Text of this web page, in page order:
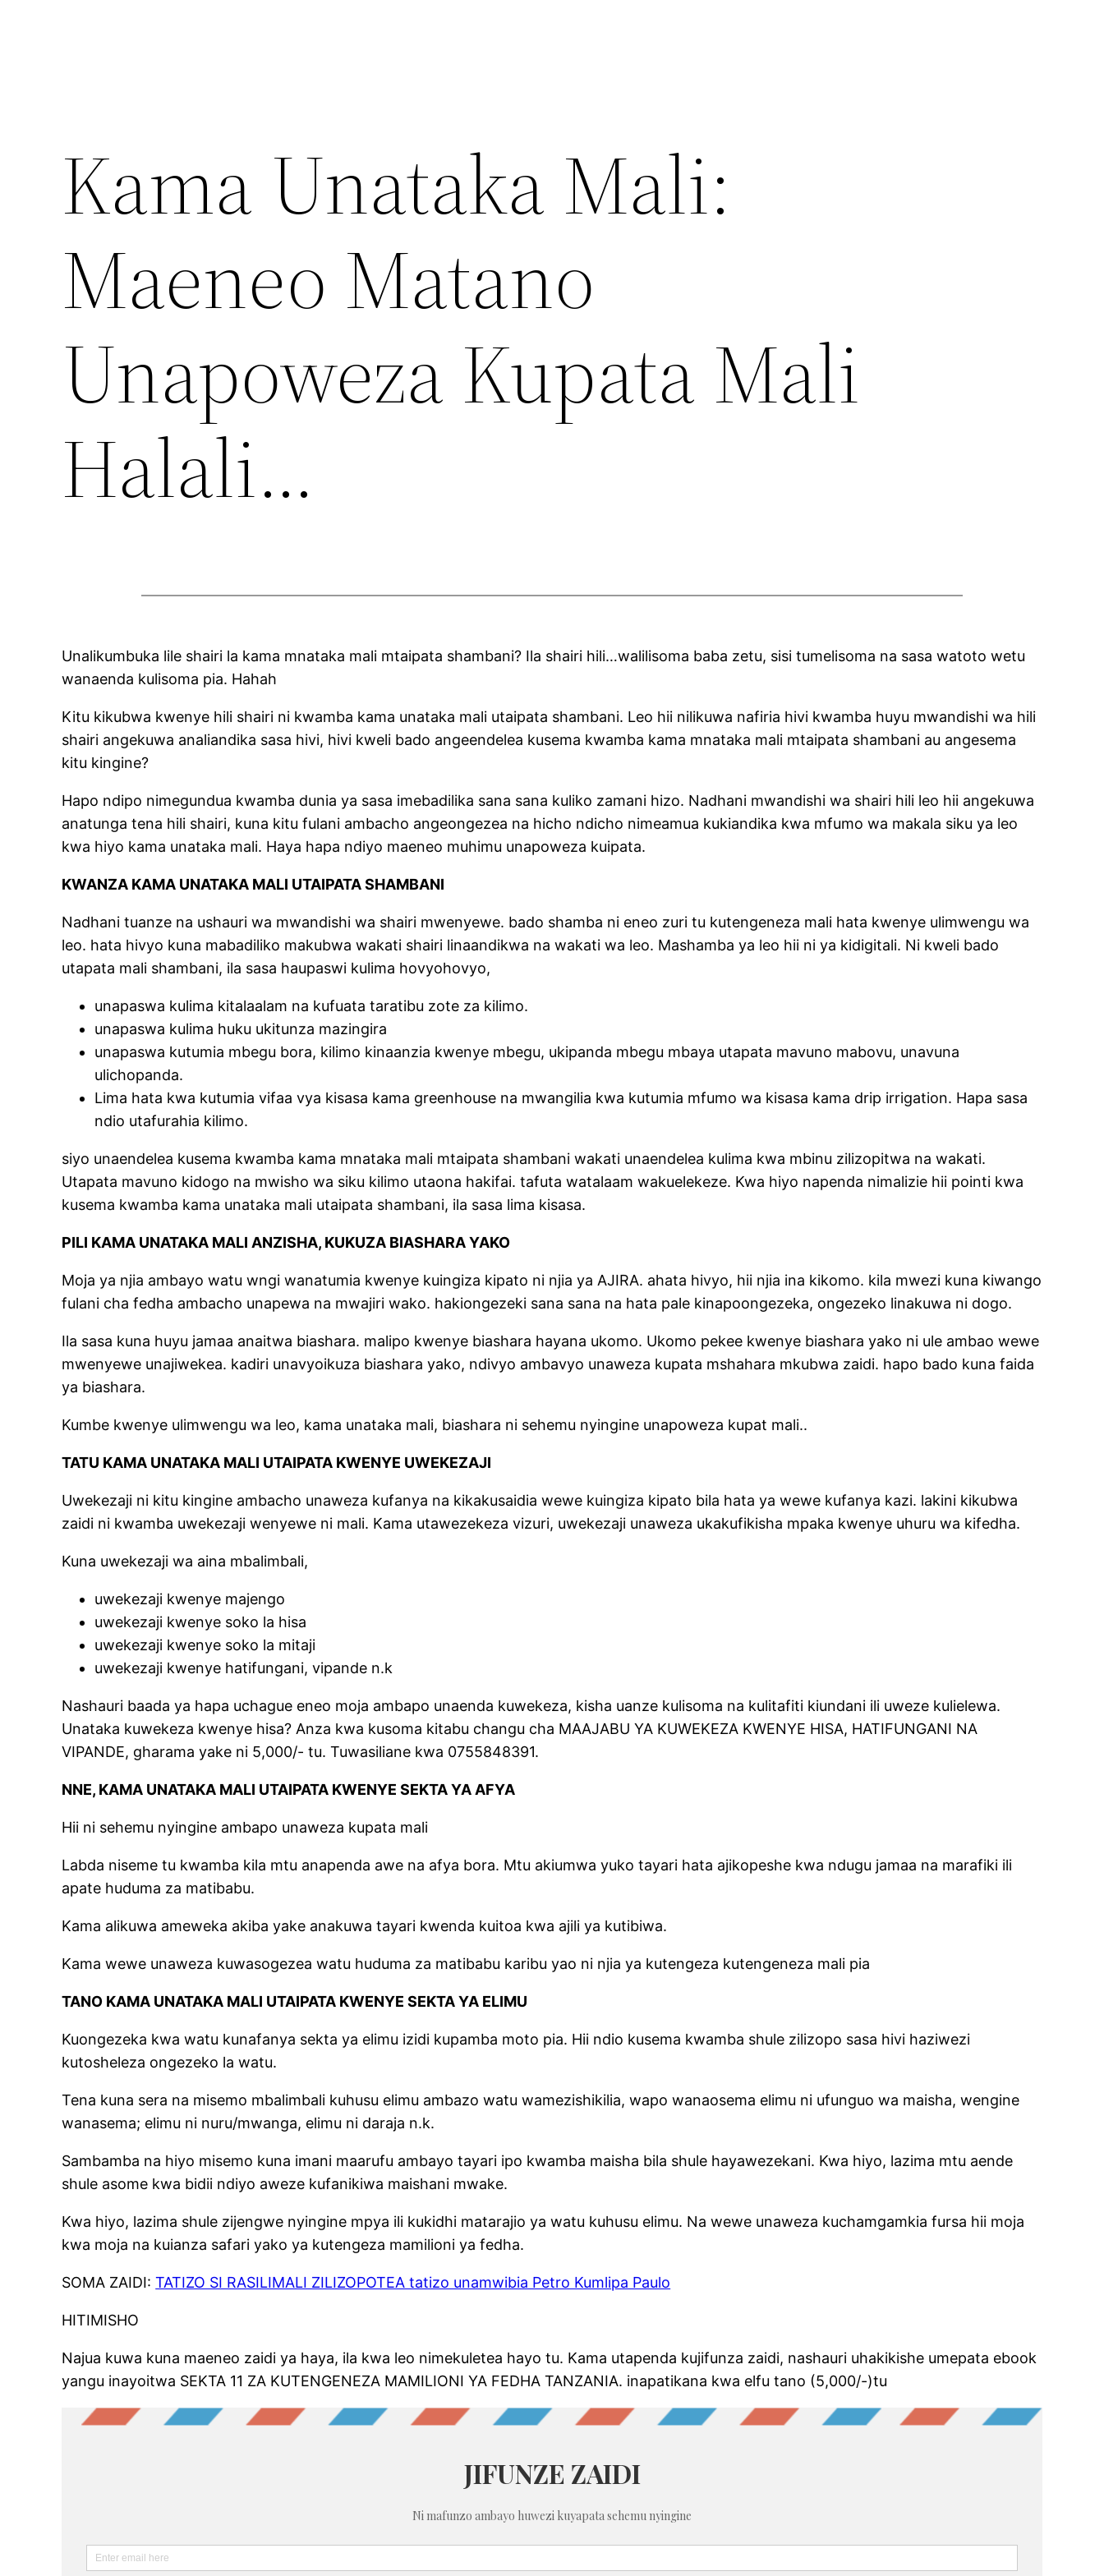
Kama Unataka Mali:
Maeneo Matano
Unapoweza Kupata Mali
Halali…
Unalikumbuka lile shairi la kama mnataka mali mtaipata shambani? Ila shairi hili…walilisoma baba zetu, sisi tumelisoma na sasa watoto wetu
wanaenda kulisoma pia. Hahah
Kitu kikubwa kwenye hili shairi ni kwamba kama unataka mali utaipata shambani. Leo hii nilikuwa nafiria hivi kwamba huyu mwandishi wa hili
shairi angekuwa analiandika sasa hivi, hivi kweli bado angeendelea kusema kwamba kama mnataka mali mtaipata shambani au angesema
kitu kingine?
Hapo ndipo nimegundua kwamba dunia ya sasa imebadilika sana sana kuliko zamani hizo. Nadhani mwandishi wa shairi hili leo hii angekuwa
anatunga tena hili shairi, kuna kitu fulani ambacho angeongezea na hicho ndicho nimeamua kukiandika kwa mfumo wa makala siku ya leo
kwa hiyo kama unataka mali. Haya hapa ndiyo maeneo muhimu unapoweza kuipata.
KWANZA KAMA UNATAKA MALI UTAIPATA SHAMBANI
Nadhani tuanze na ushauri wa mwandishi wa shairi mwenyewe. bado shamba ni eneo zuri tu kutengeneza mali hata kwenye ulimwengu wa
leo. hata hivyo kuna mabadiliko makubwa wakati shairi linaandikwa na wakati wa leo. Mashamba ya leo hii ni ya kidigitali. Ni kweli bado
utapata mali shambani, ila sasa haupaswi kulima hovyohovyo,
unapaswa kulima kitalaalam na kufuata taratibu zote za kilimo.
unapaswa kulima huku ukitunza mazingira
unapaswa kutumia mbegu bora, kilimo kinaanzia kwenye mbegu, ukipanda mbegu mbaya utapata mavuno mabovu, unavuna
ulichopanda.
Lima hata kwa kutumia vifaa vya kisasa kama greenhouse na mwangilia kwa kutumia mfumo wa kisasa kama drip irrigation. Hapa sasa
ndio utafurahia kilimo.
siyo unaendelea kusema kwamba kama mnataka mali mtaipata shambani wakati unaendelea kulima kwa mbinu zilizopitwa na wakati.
Utapata mavuno kidogo na mwisho wa siku kilimo utaona hakifai. tafuta watalaam wakuelekeze. Kwa hiyo napenda nimalizie hii pointi kwa
kusema kwamba kama unataka mali utaipata shambani, ila sasa lima kisasa.
PILI KAMA UNATAKA MALI ANZISHA, KUKUZA BIASHARA YAKO
Moja ya njia ambayo watu wngi wanatumia kwenye kuingiza kipato ni njia ya AJIRA. ahata hivyo, hii njia ina kikomo. kila mwezi kuna kiwango
fulani cha fedha ambacho unapewa na mwajiri wako. hakiongezeki sana sana na hata pale kinapoongezeka, ongezeko linakuwa ni dogo.
Ila sasa kuna huyu jamaa anaitwa biashara. malipo kwenye biashara hayana ukomo. Ukomo pekee kwenye biashara yako ni ule ambao wewe
mwenyewe unajiwekea. kadiri unavyoikuza biashara yako, ndivyo ambavyo unaweza kupata mshahara mkubwa zaidi. hapo bado kuna faida
ya biashara.
Kumbe kwenye ulimwengu wa leo, kama unataka mali, biashara ni sehemu nyingine unapoweza kupat mali..
TATU KAMA UNATAKA MALI UTAIPATA KWENYE UWEKEZAJI
Uwekezaji ni kitu kingine ambacho unaweza kufanya na kikakusaidia wewe kuingiza kipato bila hata ya wewe kufanya kazi. lakini kikubwa
zaidi ni kwamba uwekezaji wenyewe ni mali. Kama utawezekeza vizuri, uwekezaji unaweza ukakufikisha mpaka kwenye uhuru wa kifedha.
Kuna uwekezaji wa aina mbalimbali,
uwekezaji kwenye majengo
uwekezaji kwenye soko la hisa
uwekezaji kwenye soko la mitaji
uwekezaji kwenye hatifungani, vipande n.k
Nashauri baada ya hapa uchague eneo moja ambapo unaenda kuwekeza, kisha uanze kulisoma na kulitafiti kiundani ili uweze kulielewa.
Unataka kuwekeza kwenye hisa? Anza kwa kusoma kitabu changu cha MAAJABU YA KUWEKEZA KWENYE HISA, HATIFUNGANI NA
VIPANDE, gharama yake ni 5,000/- tu. Tuwasiliane kwa 0755848391.
NNE, KAMA UNATAKA MALI UTAIPATA KWENYE SEKTA YA AFYA
Hii ni sehemu nyingine ambapo unaweza kupata mali
Labda niseme tu kwamba kila mtu anapenda awe na afya bora. Mtu akiumwa yuko tayari hata ajikopeshe kwa ndugu jamaa na marafiki ili
apate huduma za matibabu.
Kama alikuwa ameweka akiba yake anakuwa tayari kwenda kuitoa kwa ajili ya kutibiwa.
Kama wewe unaweza kuwasogezea watu huduma za matibabu karibu yao ni njia ya kutengeza kutengeneza mali pia
TANO KAMA UNATAKA MALI UTAIPATA KWENYE SEKTA YA ELIMU
Kuongezeka kwa watu kunafanya sekta ya elimu izidi kupamba moto pia. Hii ndio kusema kwamba shule zilizopo sasa hivi haziwezi
kutosheleza ongezeko la watu.
Tena kuna sera na misemo mbalimbali kuhusu elimu ambazo watu wamezishikilia, wapo wanaosema elimu ni ufunguo wa maisha, wengine
wanasema; elimu ni nuru/mwanga, elimu ni daraja n.k.
Sambamba na hiyo misemo kuna imani maarufu ambayo tayari ipo kwamba maisha bila shule hayawezekani. Kwa hiyo, lazima mtu aende
shule asome kwa bidii ndiyo aweze kufanikiwa maishani mwake.
Kwa hiyo, lazima shule zijengwe nyingine mpya ili kukidhi matarajio ya watu kuhusu elimu. Na wewe unaweza kuchamgamkia fursa hii moja
kwa moja na kuianza safari yako ya kutengeza mamilioni ya fedha.
SOMA ZAIDI:TATIZO SI RASILIMALI ZILIZOPOTEA tatizo unamwibia Petro Kumlipa Paulo
HITIMISHO
Najua kuwa kuna maeneo zaidi ya haya, ila kwa leo nimekuletea hayo tu. Kama utapenda kujifunza zaidi, nashauri uhakikishe umepata ebook
yangu inayoitwa SEKTA 11 ZA KUTENGENEZA MAMILIONI YA FEDHA TANZANIA. inapatikana kwa elfu tano (5,000/-)tu